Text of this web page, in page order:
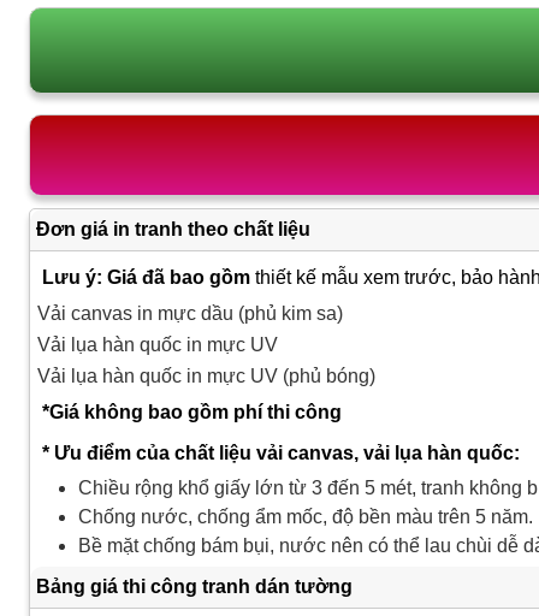
Đơn giá in tranh theo chất liệu
Lưu ý: Giá đã bao gồmthiết kế mẫu xem trước, bảo
Vải canvas in mực dầu (phủ kim sa)
Vải lụa hàn quốc in mực UV
Vải lụa hàn quốc in mực UV (phủ bóng)
*Giá không bao gồm phí thi công
* Ưu điểm của chất liệu vải canvas, vải lụa hàn quốc:
Chiều rộng khổ giấy lớn từ 3 đến 5 mét, tranh không
Chống nước, chống ẩm mốc, độ bền màu trên 5 năm.
Bề mặt chống bám bụi, nước nên có thể lau chùi dễ
Bảng giá thi công tranh dán tường